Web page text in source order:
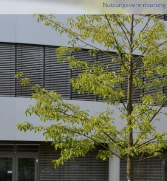
Nutzungsvereinbarung